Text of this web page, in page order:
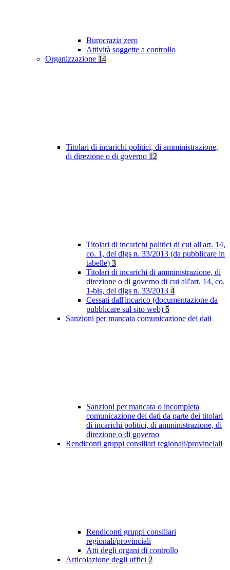
Burocrazia zero
Attività soggette a controllo
Organizzazione 14
Titolari di incarichi politici, di amministrazione,
di direzione o di governo 12
Titolari di incarichi politici di cui all'art. 14,
co. 1, del dlgs n. 33/2013 (da pubblicare in
tabelle) 3
Titolari di incarichi di amministrazione, di
direzione o di governo di cui all'art. 14, co.
1-bis, del dlgs n. 33/2013 4
Cessati dall'incarico (documentazione da
pubblicare sul sito web) 5
Sanzioni per mancata comunicazione dei dati
Sanzioni per mancata o incompleta
comunicazione dei dati da parte dei titolari
di incarichi politici, di amministrazione, di
direzione o di governo
Rendiconti gruppi consiliari regionali/provinciali
Rendiconti gruppi consiliari
regionali/provinciali
Atti degli organi di controllo
Articolazione degli uffici 2